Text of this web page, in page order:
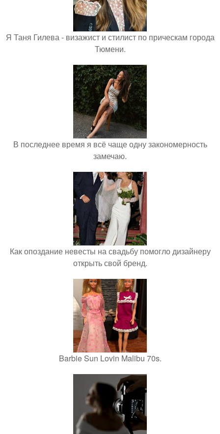
Я Таня Гилева - визажист и стилист по прическам города
Тюмени.
В последнее время я всё чаще одну закономерность
замечаю.
Как опоздание невесты на свадьбу помогло дизайнеру
открыть свой бренд.
Barbie Sun Lovin Malibu 70s.